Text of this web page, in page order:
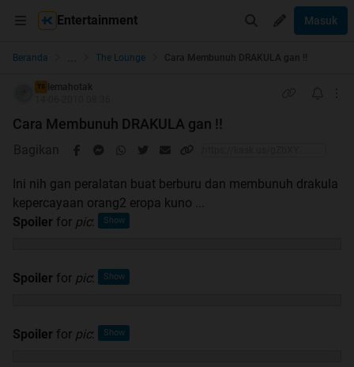
Entertainment Masuk
Beranda ... The Lounge Cara Membunuh DRAKULA gan !!
TS
lemahotak
Cara Membunuh DRAKULA gan !!
Bagikan
Ini nih gan peralatan buat berburu dan membunuh drakula
kepercayaan orang2 eropa kuno ...
Spoiler for pic:
Spoiler for pic:
Spoiler for pic: